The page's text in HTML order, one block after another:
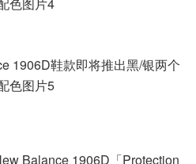
Balance 1906D「Protection